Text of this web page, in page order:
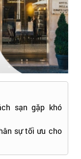
sạn gặp khó
sự tối ưu cho